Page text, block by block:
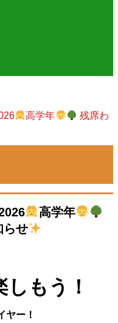
高学年
残席わ
高学年
らせ
もう！
ヤー！